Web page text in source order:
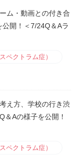
ム・動画との付き合
開！＜7/24Q＆Aラ
ペクトラム症）
え方、学校の行き渋
＆Aの様子を公開！
ペクトラム症）